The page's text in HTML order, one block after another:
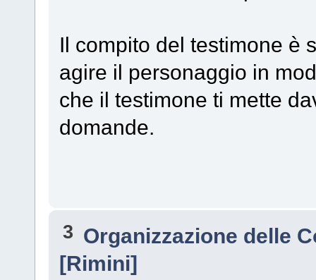
Il compito del testimone è
agire il personaggio in
che il testimone ti mette
domande.
3 Organizzazione delle
[Rimini]